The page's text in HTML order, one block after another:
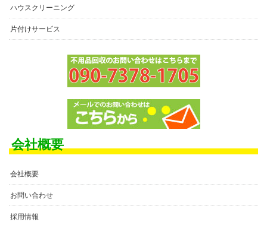
ハウスクリーニング
片付けサービス
会社概要
会社概要
お問い合わせ
採用情報